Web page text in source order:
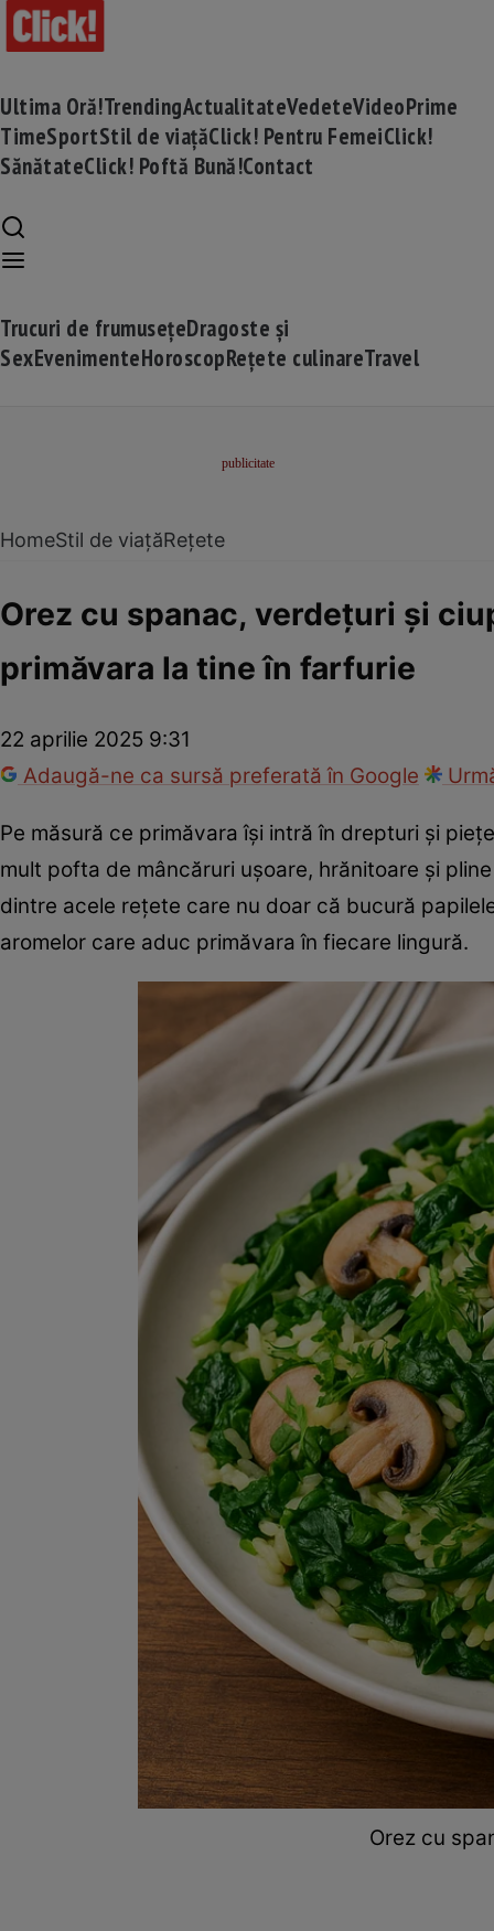
Ultima Oră!TrendingActualitateVedeteVideoPrime
TimeSportStil de viațăClick! Pentru FemeiClick!
SănătateClick! Poftă Bună!Contact
Trucuri de frumusețeDragoste și
SexEvenimenteHoroscopRețete culinareTravel
HomeStil de viațăRețete
Orez cu spanac, verdețuri și
primăvara la tine în farfurie
22 aprilie 2025 9:31
Adaugă-ne ca sursă preferată în Google
Pe măsură ce primăvara își intră în drepturi și
mult pofta de mâncăruri ușoare, hrănitoare și
dintre acele rețete care nu doar că bucură
aromelor care aduc primăvara în fiecare lingură.
Orez cu